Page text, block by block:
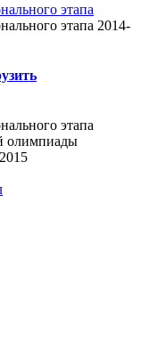
этапа
этапа 2014-
этапа
олимпиады